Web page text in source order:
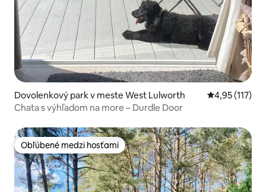
Dovolenkový park v meste West Lulworth Priemerné
4,95 (117)
Chata s výhľadom na more – Durdle Door
Obľúbené medzi hosťami
Obľúbené medzi hosťami